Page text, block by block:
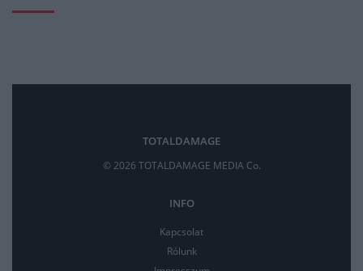
TOTALDAMAGE
© 2026 TOTALDAMAGE MEDIA Co.
INFO
Kapcsolat
Rólunk